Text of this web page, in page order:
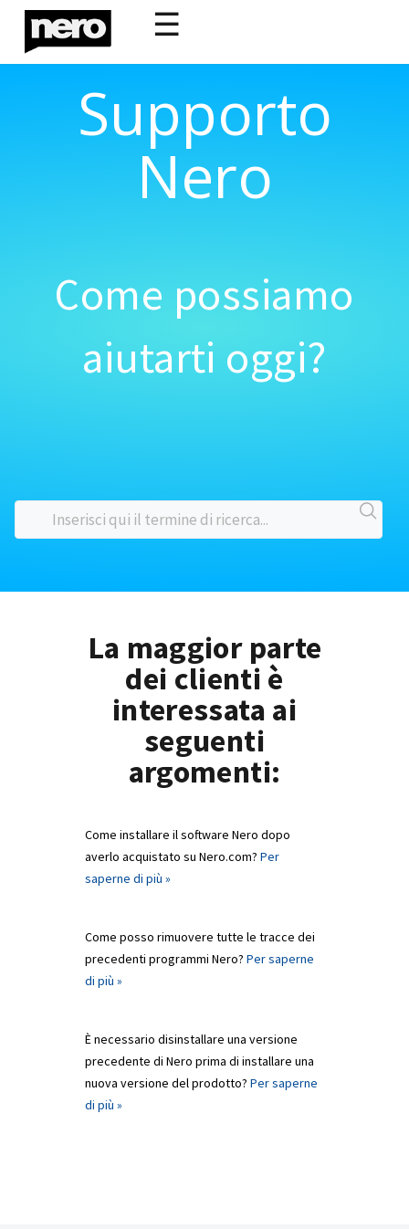
☰
Supporto
Nero
Come possiamo
aiutarti oggi?
La maggior parte
dei clienti è
interessata ai
seguenti
argomenti:
Come installare il software Nero dopo
averlo acquistato su Nero.com? Per
saperne di più »
Come posso rimuovere tutte le tracce dei
precedenti programmi Nero? Per saperne
di più »
È necessario disinstallare una versione
precedente di Nero prima di installare una
nuova versione del prodotto? Per saperne
di più »